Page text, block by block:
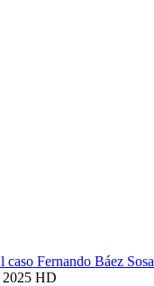
caso Fernando Báez Sosa
HD